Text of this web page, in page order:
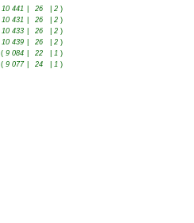
10 441 26 2 )
10 431 26 2 )
10 433 26 2 )
10 439 26 2 )
( 9 084 22 1 )
( 9 077 24 1 )